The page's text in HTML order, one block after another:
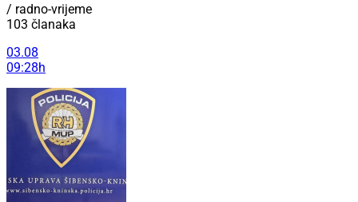
/ radno-vrijeme
103 članaka
03.08
09:28h